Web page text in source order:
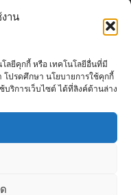
าน
โลยีคุกกี้ หรือ เทคโนโลยีอื่นที่มี
โปรดศึกษา นโยบายการใช้คุกกี้
ริการเว็บไซต์ ได้ที่ลิงค์ด้านล่าง